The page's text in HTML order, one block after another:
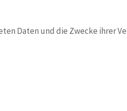
Daten und die Zwecke ihrer